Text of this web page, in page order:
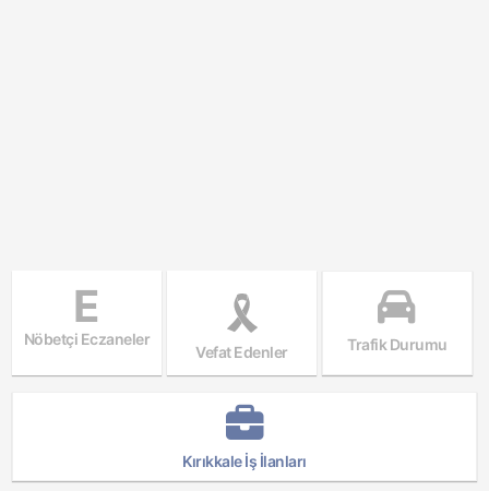
E
Nöbetçi Eczaneler
Vefat Edenler Trafik Durumu
Kırıkkale İş İlanları